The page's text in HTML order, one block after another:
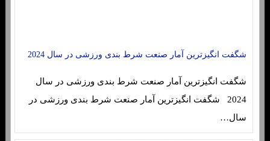
شگفت انگیزترین آمار صنعت شرط بندی ورزشی در سال 2024
شگفت انگیزترین آمار صنعت شرط بندی ورزشی در سال
2024 شگفت انگیزترین آمار صنعت شرط بندی ورزشی در
سال…